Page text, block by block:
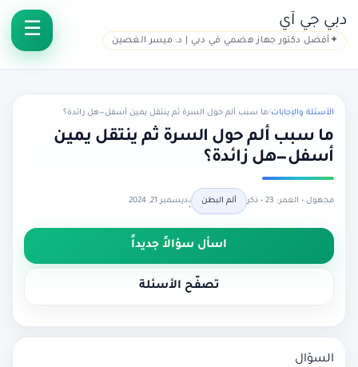
دبي جي آي
أفضل دكتور جهاز هضمي في دبي | د. ميسر الغصين
الأسئلة والإجابات/ما سبب ألم حول السرة ثم ينتقل يمين أسفل—هل زائدة؟
ما سبب ألم حول السرة ثم ينتقل يمين
أسفل—هل زائدة؟
مجهول • العمر: 23 • ذكر ألم البطن
•
ديسمبر 21, 2024
اسأل سؤالاً جديداً
تصفّح الأسئلة
السؤال